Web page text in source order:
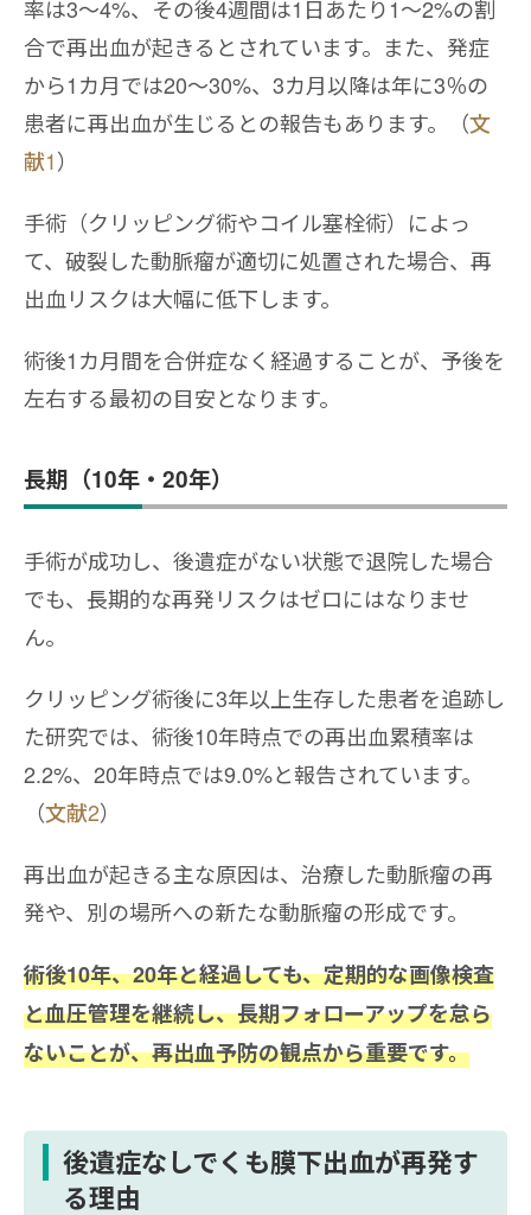
率は3〜4%、その後4週間は1日あたり1〜2%の割
合で再出血が起きるとされています。また、発症
から1カ月では20〜30%、3カ月以降は年に3％の
患者に再出血が生じるとの報告もあります。（文
献1）
手術（クリッピング術やコイル塞栓術）によっ
て、破裂した動脈瘤が適切に処置された場合、再
出血リスクは大幅に低下します。
術後1カ月間を合併症なく経過することが、予後を
左右する最初の目安となります。
長期（10年・20年）
手術が成功し、後遺症がない状態で退院した場合
でも、長期的な再発リスクはゼロにはなりませ
ん。
クリッピング術後に3年以上生存した患者を追跡し
た研究では、術後10年時点での再出血累積率は
2.2%、20年時点では9.0%と報告されています。
（文献2）
再出血が起きる主な原因は、治療した動脈瘤の再
発や、別の場所への新たな動脈瘤の形成です。
術後10年、20年と経過しても、定期的な画像検査
と血圧管理を継続し、長期フォローアップを怠ら
ないことが、再出血予防の観点から重要です。
後遺症なしでくも膜下出血が再発す
る理由